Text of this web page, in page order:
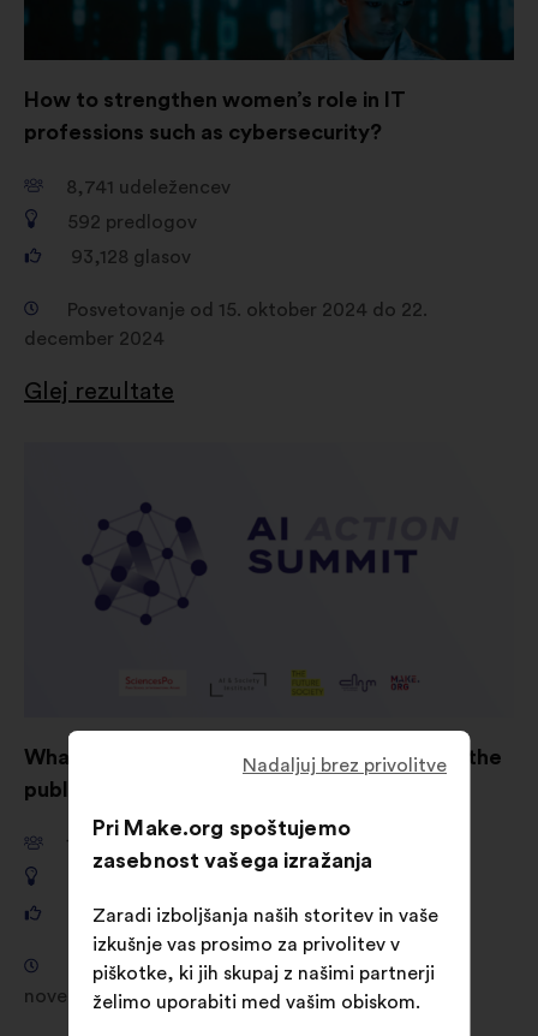
How to strengthen women’s role in IT
professions such as cybersecurity?
8,741 udeležencev
592 predlogov
93,128 glasov
Posvetovanje od 15. oktober 2024 do 22.
december 2024
Glej rezultate
What are your ideas for shaping AI to serve the
public good?
11,661
udeležencev
121,325 glasov
Posvetovanje od 18. september 2024 do 04.
november 2024
Nadaljuj brez privolitve
Pri Make.org spoštujemo
zasebnost vašega izražanja
Zaradi izboljšanja naših storitev in vaše
izkušnje vas prosimo za privolitev v
piškotke, ki jih skupaj z našimi partnerji
želimo uporabiti med vašim obiskom.